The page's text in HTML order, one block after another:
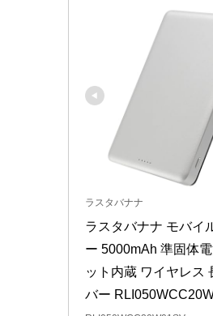
ラスタバナナ
ラスタバナナ モバイ
ー 5000mAh 準固体
ット内蔵 ワイヤレス
バー